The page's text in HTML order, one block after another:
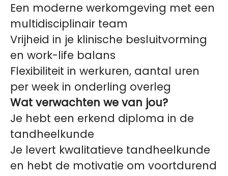
Een moderne werkomgeving met een
multidisciplinair team
Vrijheid in je klinische besluitvorming
en work-life balans
Flexibiliteit in werkuren, aantal uren
per week in onderling overleg
Wat verwachten we van jou?
Je hebt een erkend diploma in de
tandheelkunde
Je levert kwalitatieve tandheelkunde
en hebt de motivatie om voortdurend